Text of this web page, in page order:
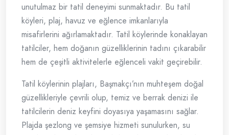
unutulmaz bir tatil deneyimi sunmaktadır. Bu tatil
köyleri, plaj, havuz ve eğlence imkanlarıyla
misafirlerini ağırlamaktadır. Tatil köylerinde konaklayan
tatilciler, hem doğanın güzelliklerinin tadını çıkarabilir
hem de çeşitli aktivitelerle eğlenceli vakit geçirebilir.
Tatil köylerinin plajları, Başmakçı’nın muhteşem doğal
güzellikleriyle çevrili olup, temiz ve berrak denizi ile
tatilcilerin deniz keyfini doyasıya yaşamasını sağlar.
Plajda şezlong ve şemsiye hizmeti sunulurken, su